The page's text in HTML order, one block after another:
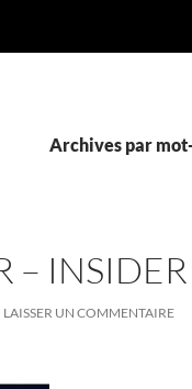
Archives par
– INSIDER
LAISSER UN COMMENTAIRE